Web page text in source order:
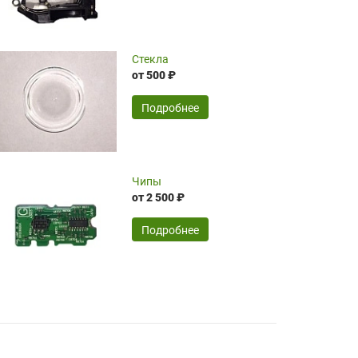
широкий ассортимент ламп, как оригиналов,
так и аналогов.Быстрое оформление и
передача в доставку, приемлемые цены. Мне
понравилось.
Читать полностью
16.04.2026
Стекла
от 500 ₽
Подробнее
Чипы
от 2 500 ₽
Подробнее